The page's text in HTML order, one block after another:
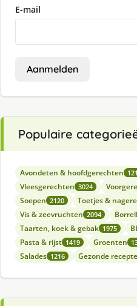
E-mail
Aanmelden
Populaire
Avondeten & hoofdgerechten
Vleesgerechten 3024
Soepen 2120 Toetjes &
Vis & zeevruchten 2094
Taarten, koek & gebak 1975
Pasta & rijst 1419 Groenten
Salades 1216 Gezonde